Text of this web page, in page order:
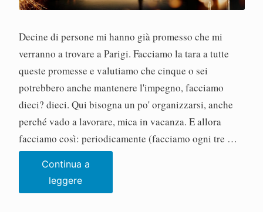
Decine di persone mi hanno già promesso che mi
verranno a trovare a Parigi. Facciamo la tara a tutte
queste promesse e valutiamo che cinque o sei
potrebbero anche mantenere l'impegno, facciamo
dieci? dieci. Qui bisogna un po' organizzarsi, anche
perché vado a lavorare, mica in vacanza. E allora
facciamo così: periodicamente (facciamo ogni tre …
Continua a
leggereLes
dîners